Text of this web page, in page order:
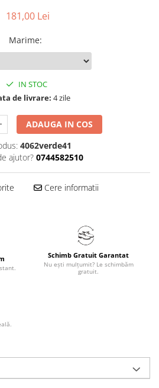
181,00 Lei
Marime:
IN STOC
de livrare: 4 zile
ADAUGA IN COS
4062verde41
ajutor? 0744582510
Cere informatii
Schimb Gratuit Garantat
Nu ești mulțumit? Le schimbăm
gratuit.